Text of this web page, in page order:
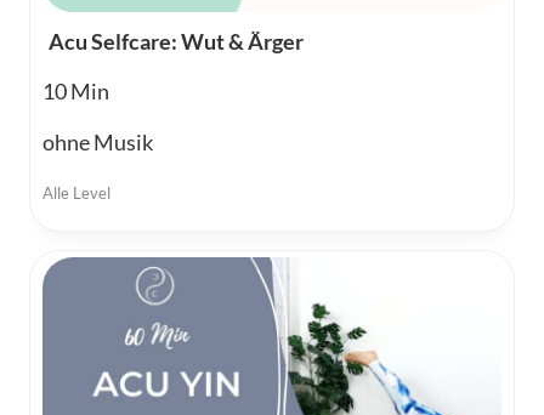
Acu Selfcare: Wut & Ärger
10
ohne Musik
Alle Level